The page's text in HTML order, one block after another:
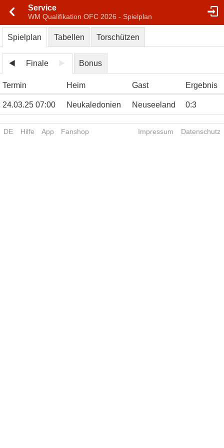
Service
WM Qualifikation OFC 2026 - Spielplan
Spielplan Tabellen Torschützen
Finale Bonus
Termin Heim Gast Ergebnis
24.03.25 07:00 Neukaledonien Neuseeland 0:3
DE Hilfe App Fanshop Impressum Datenschutz